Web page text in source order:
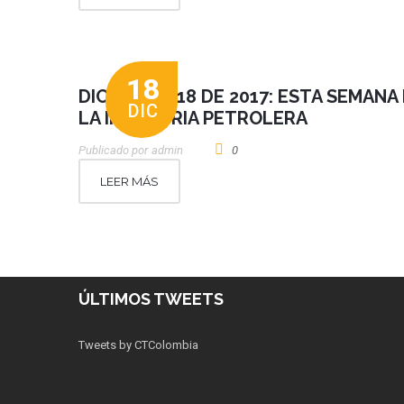
18
DIC
DICIEMBRE 18 DE 2017: ESTA SEMANA
LA INDUSTRIA PETROLERA
Publicado por Admin 0
LEER MÁS
ÚLTIMOS TWEETS
Tweets by CTColombia